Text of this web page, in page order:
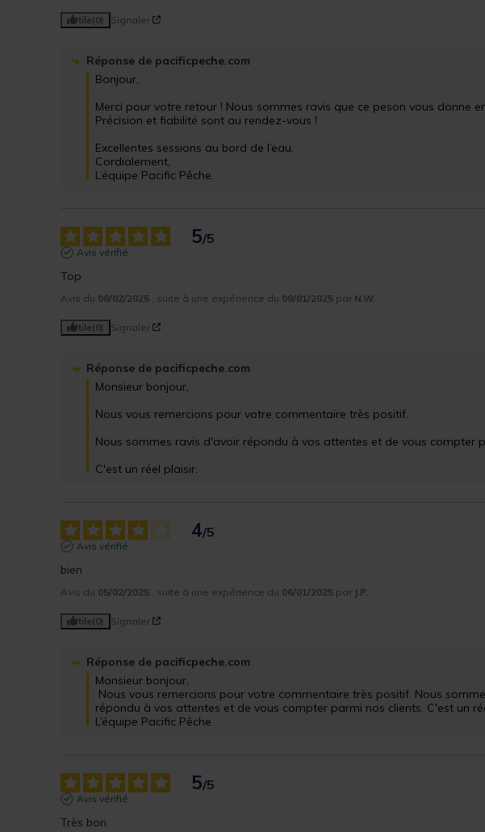
Utile(0) Signaler
Réponse de pacificpeche.com
Bonjour,
Merci pour votre retour ! Nous sommes ravis que ce peson vous donne
Précision et fiabilité sont au rendez-vous !
Excellentes sessions au bord de l’eau,
Cordialement,
L’équipe Pacific Pêche.
5/5
Avis vérifié
Top
Avis du 08/02/2025 , suite à une expérience du 09/01/2025 par N.W.
Utile(0) Signaler
Réponse de pacificpeche.com
Monsieur bonjour,
Nous vous remercions pour votre commentaire très positif.
Nous sommes ravis d'avoir répondu à vos attentes et de vous compter
C'est un réel plaisir.
4/5
Avis vérifié
bien
Avis du 05/02/2025 , suite à une expérience du 06/01/2025 par J.P.
Utile(0) Signaler
Réponse de pacificpeche.com
Monsieur bonjour,
répondu à vos attentes et de vous compter parmi nos clients. C'est un
L’équipe Pacific Pêche
5/5
Avis vérifié
Très bon